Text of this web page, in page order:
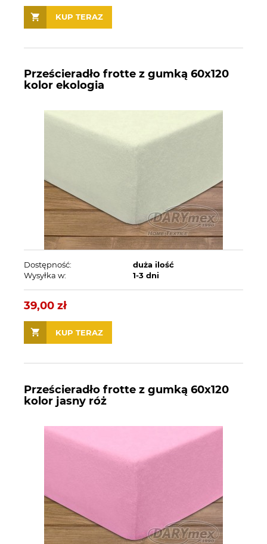
KUP TERAZ
Prześcieradło frotte z gumką 60x120
kolor ekologia
Dostępność:
duża ilość
Wysyłka w:
1-3 dni
39,00 zł
KUP TERAZ
Prześcieradło frotte z gumką 60x120
kolor jasny róż